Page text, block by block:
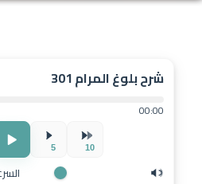
شرح بلوغ المرام 301
00:00
10
5